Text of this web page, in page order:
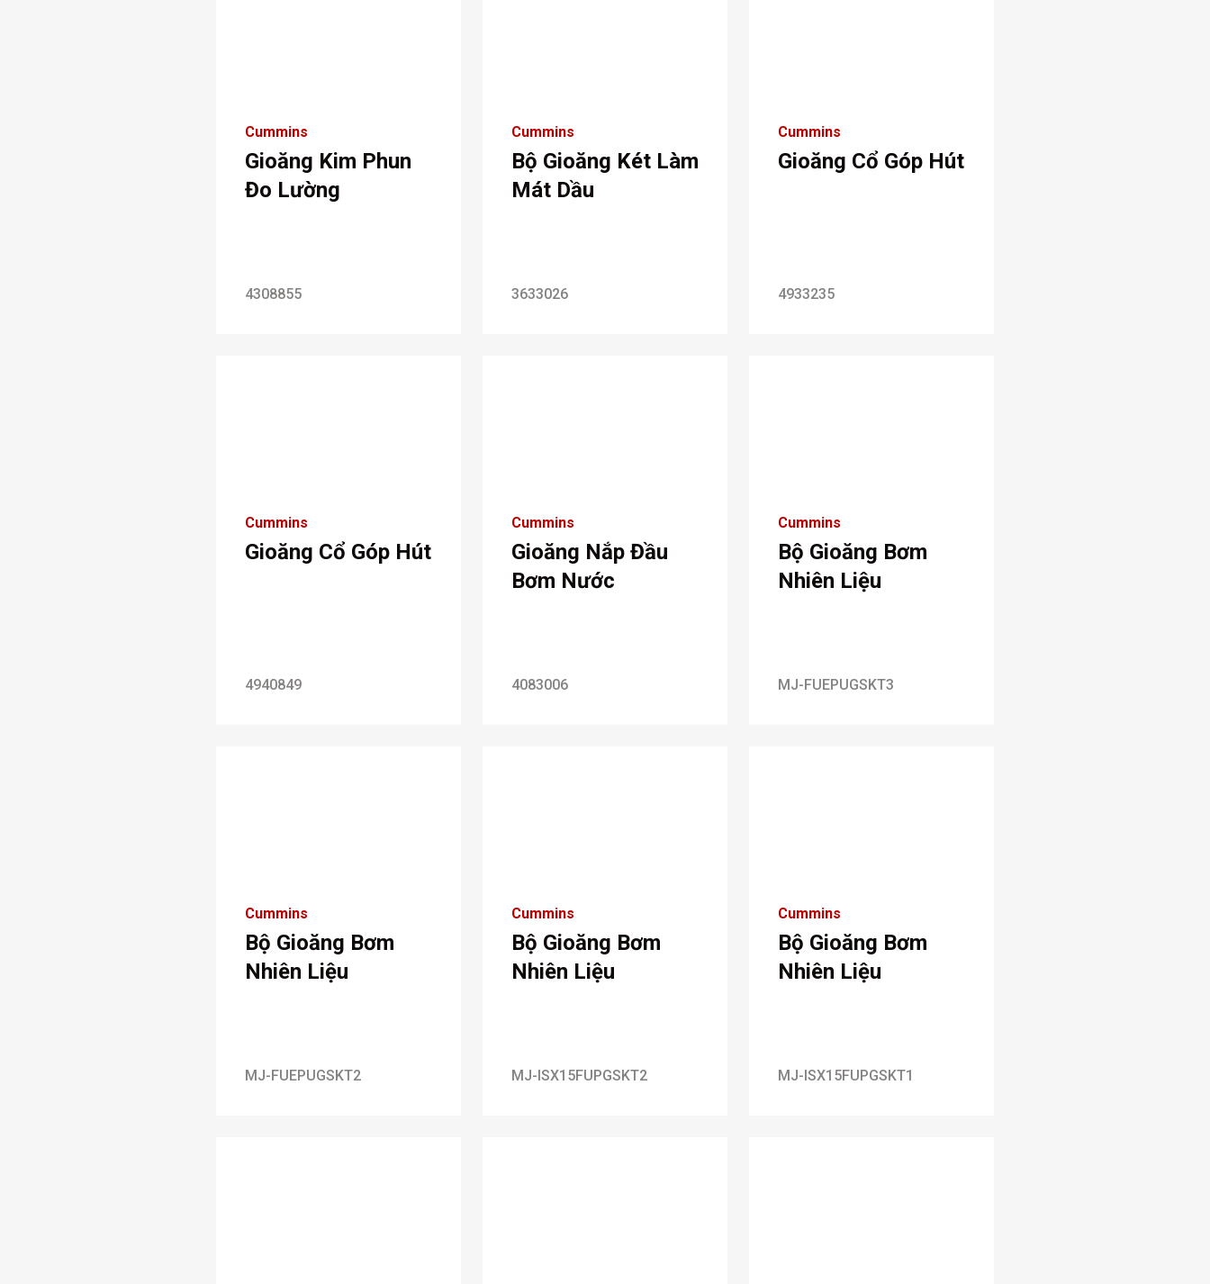
Cummins
Gioăng Kim Phun
Đo Lường
4308855
Cummins
Bộ Gioăng Két Làm
Mát Dầu
3633026
Cummins
Gioăng Cổ Góp Hút
4933235
Cummins
Gioăng Cổ Góp Hút
4940849
Cummins
Gioăng Nắp Đầu
Bơm Nước
4083006
Cummins
Bộ Gioăng Bơm
Nhiên Liệu
MJ-FUEPUGSKT3
Cummins
Bộ Gioăng Bơm
Nhiên Liệu
MJ-FUEPUGSKT2
Cummins
Bộ Gioăng Bơm
Nhiên Liệu
MJ-ISX15FUPGSKT2
Cummins
Bộ Gioăng Bơm
Nhiên Liệu
MJ-ISX15FUPGSKT1